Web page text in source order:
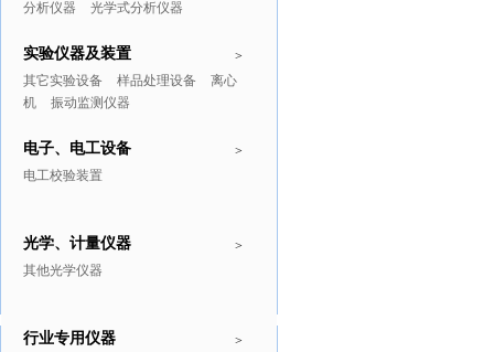
分析仪器
光学式分析仪器
>
实验仪器及装置
其它实验设备 样品处理设备
离心
机
振动监测仪器
>
电子、电工设备
电工校验装置
>
光学、计量仪器
其他光学仪器
>
行业专用仪器
推广商品 更多>>